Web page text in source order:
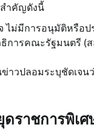
สำคัญดังนี้
ไม่มีการอนุมัติหรือ
การคณะรัฐมนตรี (ส
าวปลอมระบุชัดเจน
ราชการพิเศ